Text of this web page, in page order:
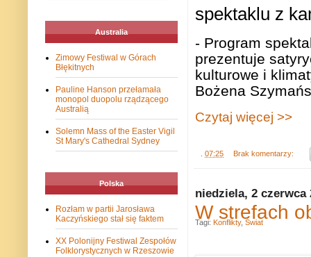
spektaklu z
- Program
prezentuje
kulturowe i
Bożena
Czytaj więcej >>
07:25 Brak komentarzy:
niedziela, 2 czerwca
W strefach
Tagi: Konflikty, Świat
Australia
Zimowy Festiwal w Górach
Błękitnych
Pauline Hanson przełamała
monopol duopolu rządzącego
Australią
Solemn Mass of the Easter Vigil
St Mary's Cathedral Sydney
Polska
Rozłam w partii Jarosława
Kaczyńskiego stał się faktem
XX Polonijny Festiwal Zespołów
Folklorystycznych w Rzeszowie